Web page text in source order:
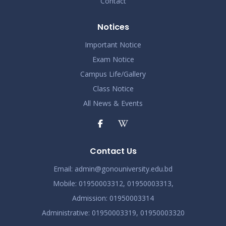
Notices
Important Notice
Exam Notice
Campus Life/Gallery
Class Notice
All News & Events
Contact Us
Email: admin@gonouniversity.edu.bd
Mobile: 01950003312, 01950003313,
Admission: 01950003314
Administrative: 01950003319, 01950003320